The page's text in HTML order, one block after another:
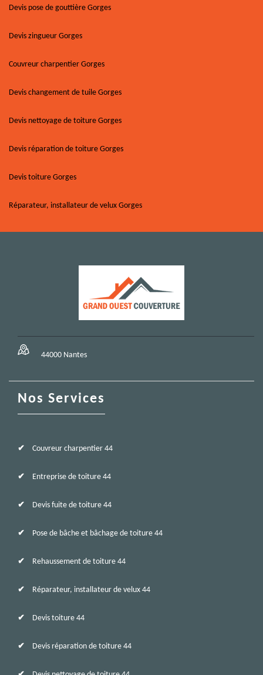
Devis pose de gouttière Gorges
Devis zingueur Gorges
Couvreur charpentier Gorges
Devis changement de tuile Gorges
Devis nettoyage de toiture Gorges
Devis réparation de toiture Gorges
Devis toiture Gorges
Réparateur, installateur de velux Gorges
44000 Nantes
Nos Services
Couvreur charpentier 44
Entreprise de toiture 44
Devis fuite de toiture 44
Pose de bâche et bâchage de toiture 44
Rehaussement de toiture 44
Réparateur, installateur de velux 44
Devis toiture 44
Devis réparation de toiture 44